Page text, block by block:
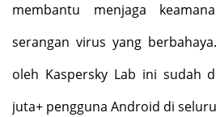
membantu menjaga
serangan virus yang
oleh Kaspersky Lab ini sudah
juta+ pengguna Android di